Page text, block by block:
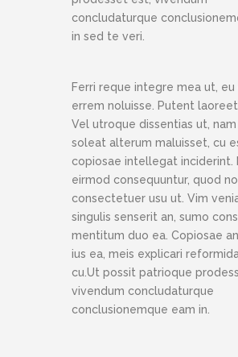
concludaturque
in sed te veri.
Ferri reque integre mea ut, eu
errem noluisse. Putent
Vel utroque dissentias ut, nam
soleat alterum maluisset, cu
copiosae intellegat inciderint.
eirmod consequuntur, quod
consectetuer usu ut. Vim
singulis senserit an, sumo
mentitum duo ea. Copiosae
ius ea, meis explicari
cu.Ut possit patrioque
vivendum concludaturque
conclusionemque eam in.